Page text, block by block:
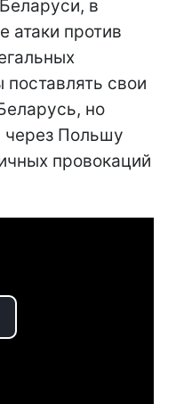
в
атаки против
поставлять свои
но
Польшу
провокаций